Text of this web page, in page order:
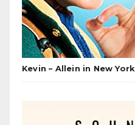
Kevin – Allein in New York